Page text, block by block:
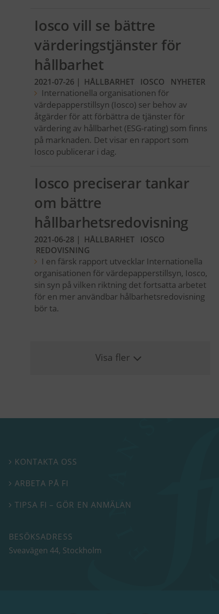
Iosco vill se bättre
värderingstjänster för
hållbarhet
2021-07-26 | HÅLLBARHET IOSCO NYHETER
Internationella organisationen för
värdepapperstillsyn (Iosco) ser behov av
åtgärder för att förbättra de tjänster för
värdering av hållbarhet (ESG-rating) som finns
på marknaden. Det visar en rapport som
Iosco publicerar i dag.
Iosco preciserar tankar
om bättre
hållbarhetsredovisning
2021-06-28 | HÅLLBARHET
IOSCO
REDOVISNING
I en färsk rapport utvecklar Internationella
organisationen för värdepapperstillsyn, Iosco,
sin syn på vilken riktning det fortsatta arbetet
för en mer användbar hålbarhetsredovisning
bör ta.
Visa fler
 KONTAKTA OSS
 ARBETA PÅ FI
TIPSA FI – GÖR EN ANMÄLAN
BESÖKSADRESS
Sveavägen 44, Stockholm